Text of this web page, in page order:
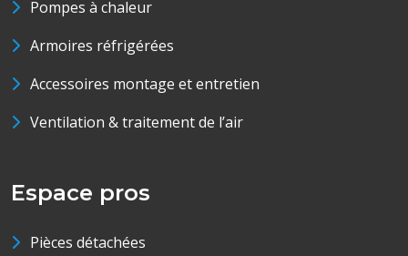
Pompes à chaleur
Armoires réfrigérées
Accessoires montage et entretien
Ventilation & traitement de l’air
Espace pros
Pièces détachées